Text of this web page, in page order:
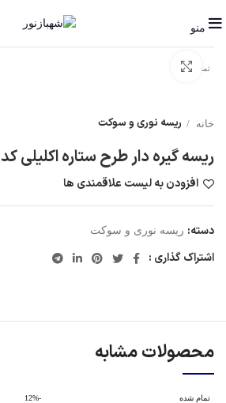
منو
تمام شده
خانه ریسه نوری و سوکت
ریسه گیره دار طرح ستاره اکلیلی کد 48
افزودن به لیست علاقمندی ها
دسته: ریسه نوری و سوکت
اشتراک گذاری :
محصولات مشابه
تمام شده -12%